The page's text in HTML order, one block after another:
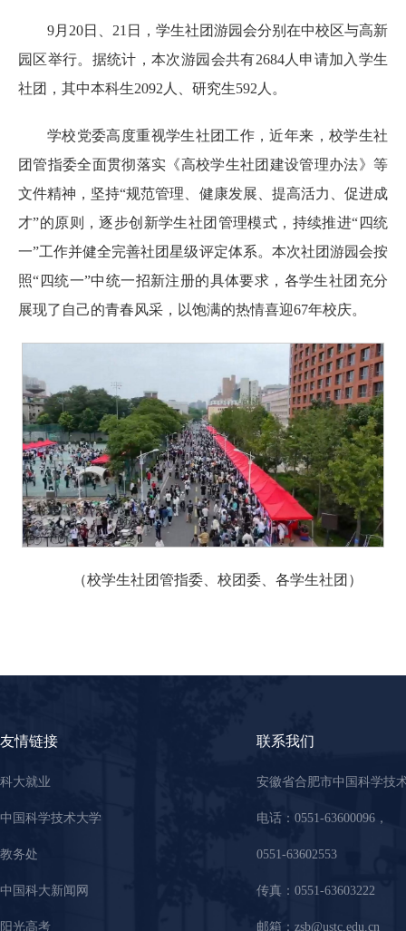
9月20日、21日，学生社团游园会分别在中校区与高新
园区举行。据统计，本次游园会共有2684人申请加入学生
社团，其中本科生2092人、研究生592人。
学校党委高度重视学生社团工作，近年来，校学生社
团管指委全面贯彻落实《高校学生社团建设管理办法》等
文件精神，坚持“规范管理、健康发展、提高活力、促进成
才”的原则，逐步创新学生社团管理模式，持续推进“四统
一”工作并健全完善社团星级评定体系。本次社团游园会按
照“四统一”中统一招新注册的具体要求，各学生社团充分
展现了自己的青春风采，以饱满的热情喜迎67年校庆。
（校学生社团管指委、校团委、各学生社团）
友情链接
科大就业
中国科学技术大学
教务处
中国科大新闻网
阳光高考
联系我们
安徽省合肥市中国科学技
电话：0551-63600096，
0551-63602553
传真：0551-63603222
邮箱：zsb@ustc.edu.cn